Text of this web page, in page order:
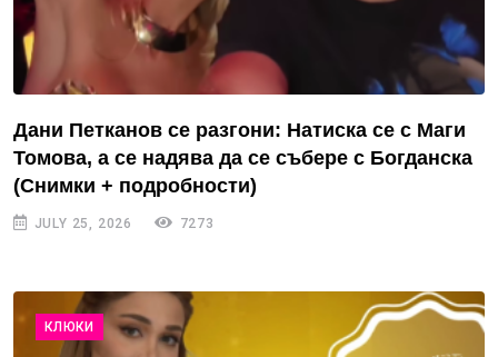
Дани Петканов се разгони: Натиска се с Маги
Томова, а се надява да се събере с Богданска
(Снимки + подробности)
JULY 25, 2026 7273
КЛЮКИ